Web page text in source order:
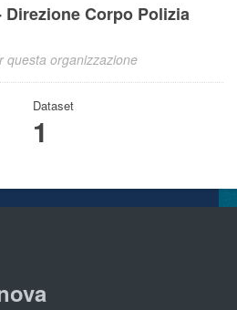
Corpo Polizia
questa organizzazione
Dataset
1